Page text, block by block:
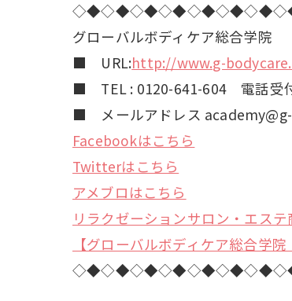
グローバルボディケア総合学院
■ URL:http://www.g-
■ TEL : 0120-641-604 電話受
■ メールアドレス
Facebookはこちら
Twitterはこちら
アメブロはこちら
リラクゼーションサロン・エス
【グローバルボディケア総合学